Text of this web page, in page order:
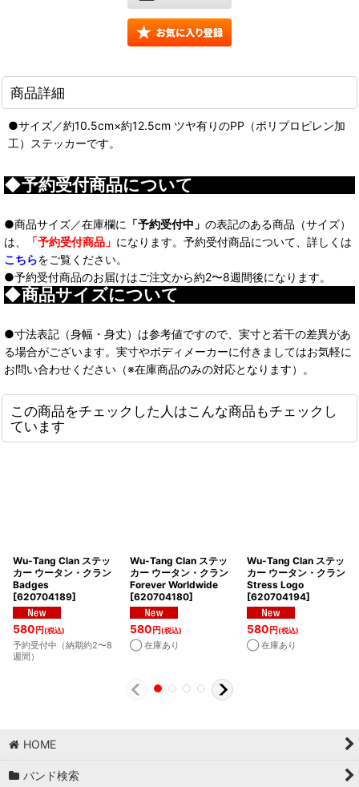
商品詳細
●サイズ／約10.5cm×約12.5cm ツヤ有りのPP（ポリプロピレン加
工）ステッカーです。
◆予約受付商品について
●商品サイズ／在庫欄に 「予約受付中」 の表記のある商品（サイズ）
は、
「予約受付商品」 になります。予約受付商品について、詳しくは
こちらをご覧ください。
●予約受付商品のお届けはご注文から約2〜8週間後になります。
◆商品サイズについて
●寸法表記（身幅・身丈）は参考値ですので、実寸と若干の差異があ
る場合がございます。実寸やボディメーカーに付きましてはお気軽に
お問い合わせください（※在庫商品のみの対応となります）。
この商品をチェックした人はこんな商品もチェックし
ています
Wu-Tang Clan ステッ
カー ウータン・クラン
Badges
[620704189]
580 円(税込)
予約受付中（納期約2〜8
週間）
Wu-Tang Clan ステッ
カー ウータン・クラン
Forever Worldwide
[620704180]
580 円(税込)
◯ 在庫あり
Wu-Tang Clan ステッ
カー ウータン・クラン
Stress Logo
[620704194]
580 円(税込)
◯ 在庫あり
HOME
バンド検索